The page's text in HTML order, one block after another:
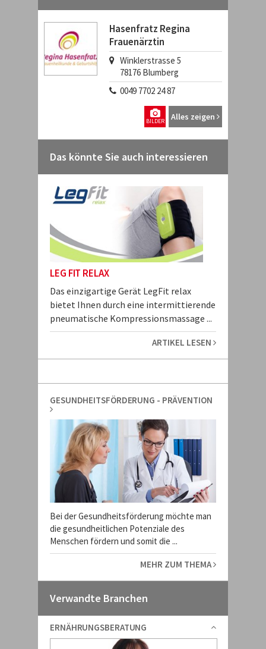
Hasenfratz Regina
Frauenärztin
Winklerstrasse 5
78176 Blumberg
0049 7702 24 87
Alles zeigen
BILDER
Das könnte Sie auch interessieren
LEG FIT RELAX
Das einzigartige Gerät LegFit relax
bietet Ihnen durch eine intermittierende
pneumatische Kompressionsmassage ...
ARTIKEL LESEN
GESUNDHEITSFÖRDERUNG - PRÄVENTION
Bei der Gesundheitsförderung möchte man
die gesundheitlichen Potenziale des
Menschen fördern und somit die ...
MEHR ZUM THEMA
Verwandte Branchen
ERNÄHRUNGSBERATUNG